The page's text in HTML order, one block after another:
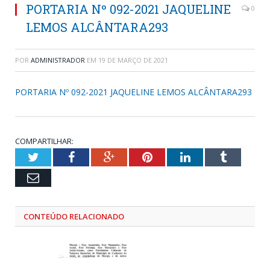
PORTARIA Nº 092-2021 JAQUELINE
LEMOS ALCÂNTARA293
0
POR ADMINISTRADOR EM 19 DE MARÇO DE 2021
PORTARIA Nº 092-2021 JAQUELINE LEMOS ALCÂNTARA293
COMPARTILHAR:
TwitterFacebookGoogle+PinterestLinkedInTumblr
Email
CONTEÚDO RELACIONADO